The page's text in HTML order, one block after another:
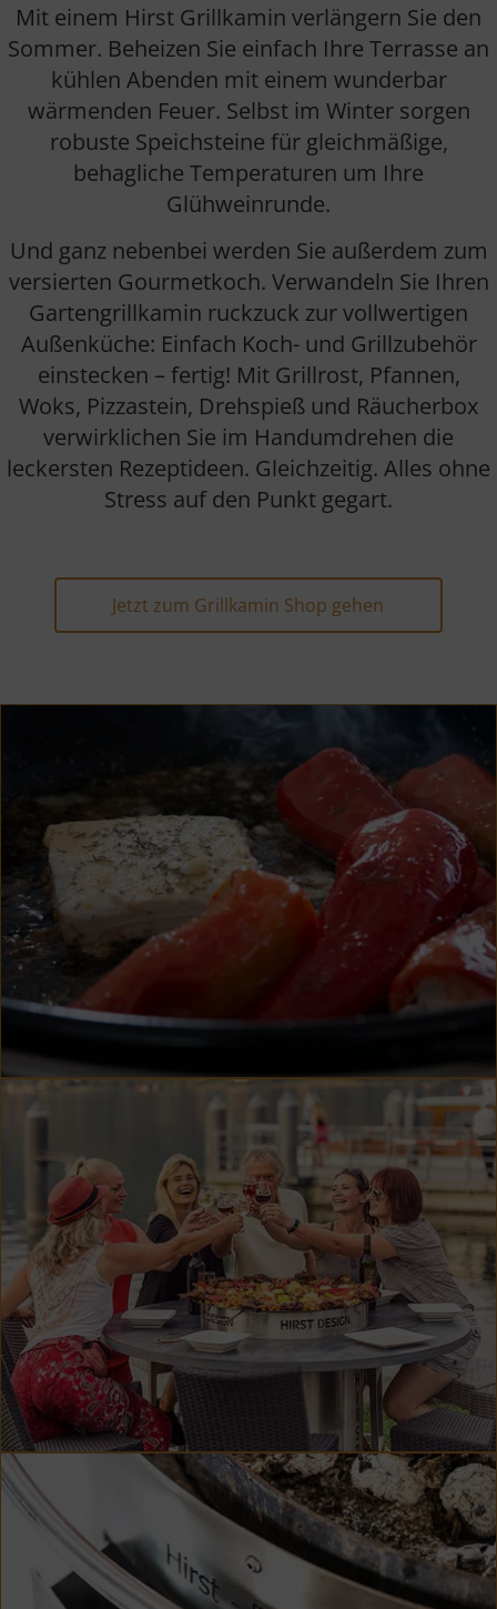
Mit einem Hirst Grillkamin verlängern Sie den
Sommer. Beheizen Sie einfach Ihre Terrasse an
kühlen Abenden mit einem wunderbar
wärmenden Feuer. Selbst im Winter sorgen
robuste Speichsteine für gleichmäßige,
behagliche Temperaturen um Ihre
Glühweinrunde.
Und ganz nebenbei werden Sie außerdem zum
versierten Gourmetkoch. Verwandeln Sie Ihren
Gartengrillkamin ruckzuck zur vollwertigen
Außenküche: Einfach Koch- und Grillzubehör
einstecken – fertig! Mit Grillrost, Pfannen,
Woks, Pizzastein, Drehspieß und Räucherbox
verwirklichen Sie im Handumdrehen die
leckersten Rezeptideen. Gleichzeitig. Alles ohne
Stress auf den Punkt gegart.
Jetzt zum Grillkamin Shop gehen